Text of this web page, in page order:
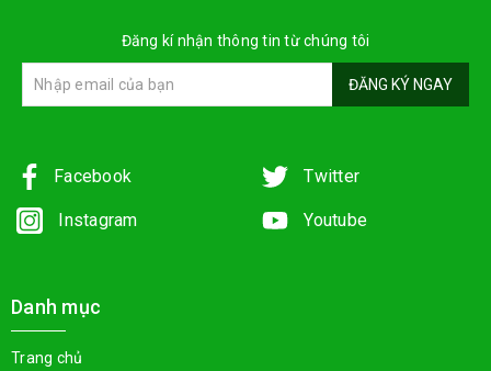
Đăng kí nhận thông tin từ chúng tôi
ĐĂNG KÝ NGAY
Facebook Twitter
Instagram Youtube
Danh mục
Trang chủ